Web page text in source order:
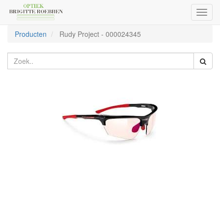
Producten
Rudy Project - 000024345